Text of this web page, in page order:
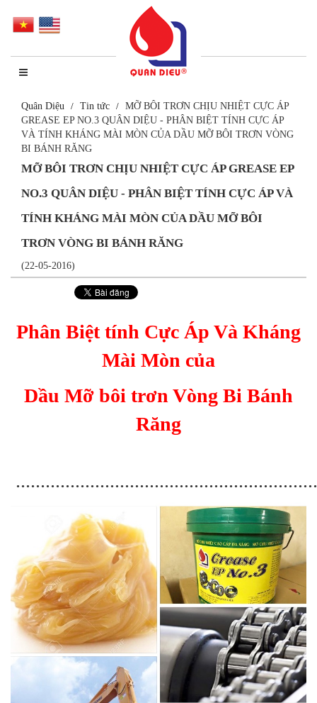
Quân Diệu Tin tức
MỠ BÔI TRƠN CHỊU NHIỆT CỰC ÁP
GREASE EP NO.3 QUÂN DIỆU - PHÂN BIỆT TÍNH CỰC ÁP
VÀ TÍNH KHÁNG MÀI MÒN CỦA DẦU MỠ BÔI TRƠN VÒNG
BI BÁNH RĂNG
MỠ BÔI TRƠN CHỊU NHIỆT CỰC ÁP GREASE EP
NO.3 QUÂN DIỆU - PHÂN BIỆT TÍNH CỰC ÁP VÀ
TÍNH KHÁNG MÀI MÒN CỦA DẦU MỠ BÔI
TRƠN VÒNG BI BÁNH RĂNG
(22-05-2016)
Phân Biệt tính Cực Áp Và Kháng
Mài Mòn của
Dầu Mỡ bôi trơn Vòng Bi Bánh
Răng